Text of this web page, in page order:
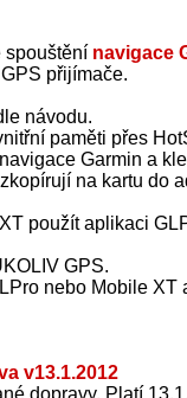
spouštění navigace
přijímače.
návodu.
paměti přes
Garmin a
na kartu do
použít aplikaci
GPS.
nebo Mobile XT
v13.1.2012
dopravy. Platí